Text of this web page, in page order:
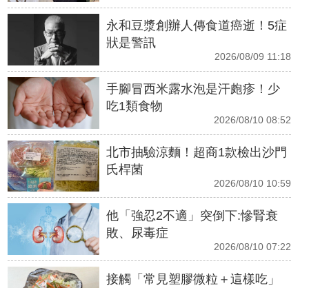
永和豆漿創辦人傳食道癌逝！5症
狀是警訊
2026/08/09 11:18
手腳冒西米露水泡是汗皰疹！少
吃1類食物
2026/08/10 08:52
北市抽驗涼麵！超商1款檢出沙門
氏桿菌
2026/08/10 10:59
他「強忍2不適」突倒下:慘腎衰
敗、尿毒症
2026/08/10 07:22
接觸「常見塑膠微粒＋這樣吃」